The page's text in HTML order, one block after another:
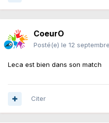
CoeurO
Posté(e) le 12
Leca est bien dans son match
Citer